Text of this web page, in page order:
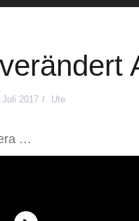
Juli 2017 Ute
…